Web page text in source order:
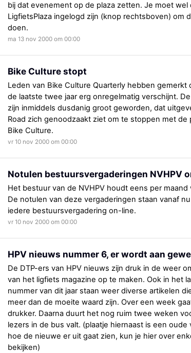
bij dat evenement op de plaza zetten. Je moet wel
LigfietsPlaza ingelogd zijn (knop rechtsboven) om
doen.
ma 13 nov 2000 om 00:00
Bike Culture stopt
Leden van Bike Culture Quarterly hebben gemerkt
de laatste twee jaar erg onregelmatig verschijnt.
zijn inmiddels dusdanig groot geworden, dat
Road zich genoodzaakt ziet om te stoppen met de
Bike Culture.
vr 10 nov 2000 om 00:00
Notulen bestuursvergaderingen NVHPV
Het bestuur van de NVHPV houdt eens per maand
De notulen van deze vergaderingen staan vanaf
iedere bestuursvergadering on-line.
vr 10 nov 2000 om 00:00
HPV nieuws nummer 6, er wordt aan
De DTP-ers van HPV nieuws zijn druk in de weer
van het ligfiets magazine op te maken. Ook in het
nummer van dit jaar staan weer diverse artikelen
meer dan de moeite waard zijn. Over een week
drukker. Daarna duurt het nog ruim twee weken
lezers in de bus valt. (plaatje hiernaast is een oude
hoe de nieuwe er uit gaat zien, kun je hier over
bekijken)